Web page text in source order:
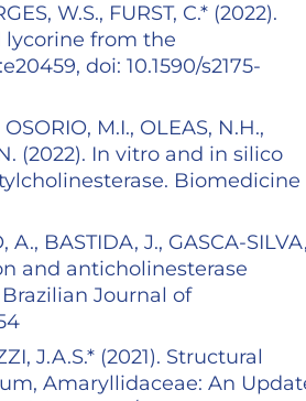
W.S., FURST, C.* (2022).
from the
doi: 10.1590/s2175-
M.I., OLEAS, N.H.,
N. (2022). In vitro and in silico
Biomedicine
A., BASTIDA, J., GASCA-SILVA,
and anticholinesterase
Journal of
J.A.S.* (2021). Structural
Amaryllidaceae: An